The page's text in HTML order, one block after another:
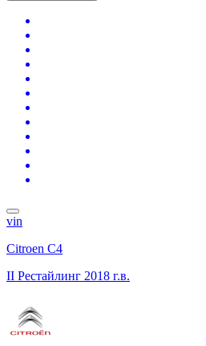
vin
Citroen C4
II Рестайлинг 2018 г.в.